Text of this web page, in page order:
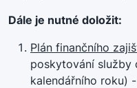
Dále je nutné doložit:
Plán finančního
poskytování služby
kalendářního roku)